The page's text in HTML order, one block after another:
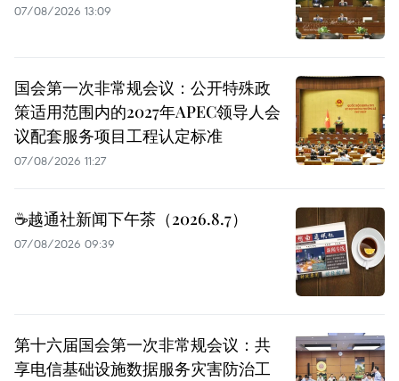
07/08/2026 13:09
国会第一次非常规会议：公开特殊政
策适用范围内的2027年APEC领导人会
议配套服务项目工程认定标准
07/08/2026 11:27
☕️越通社新闻下午茶（2026.8.7）
07/08/2026 09:39
第十六届国会第一次非常规会议：共
享电信基础设施数据服务灾害防治工